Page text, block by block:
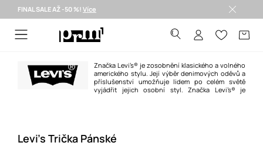
FINAL SALE AŽ -50 %! Více
Značka Levi’s® je zosobnění klasického a volného
amerického stylu. Její výběr denimových oděvů a
příslušenství umožňuje lidem po celém světě
vyjádřit jejich osobní styl. Značka Levi’s® je
Levi's Trička Pánské